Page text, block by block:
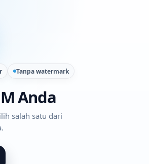
Tanpa watermark
Anda
salah satu dari